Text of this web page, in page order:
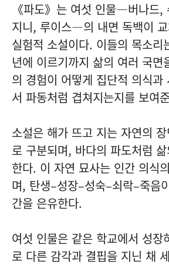
《파도》는 여섯 인물—버나드,
지니, 루이스—의 내면 독백이
실험적 소설이다. 이들의 목소리
년에 이르기까지 삶의 여러 국면
의 경험이 어떻게 집단적 의식과
서 파동처럼 겹쳐지는지를 보여
소설은 해가 뜨고 지는 자연의
로 구분되며, 바다의 파도처럼
한다. 이 자연 묘사는 인간 의식
며, 탄생–성장–성숙–쇠락–죽음
간을 은유한다.
여섯 인물은 같은 학교에서 성장
로 다른 감각과 결핍을 지닌 채